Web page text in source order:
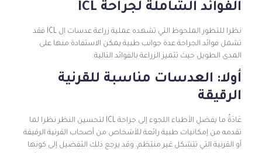
الفوائد الشاملة لجراحة ICL
نظرا للتطور الملحوظ التي تشهده عملية زراعة عدسات ال ICL فقد
تشمل فوائد الجراحة عدة جوانب طبية يمكن الاستفادة منها على
المدى الطويل حيث تتميز الزراعة بالفوائد التالية:
أولا: العدسات مناسبة للقرنية
الرقيقة
عَادَةٌ ما يفضل الأطباء اللجوء إلى جراحة ICL لتحسين النظر نظرا لما
تقدمه من إمكانيات طبية رائعة للأشخاص من أصحاب القرنية الرقيقة
أو القرنية التي تتشكل غير منتظم، وقد يرجع ذلك التفضيل إلى كونها